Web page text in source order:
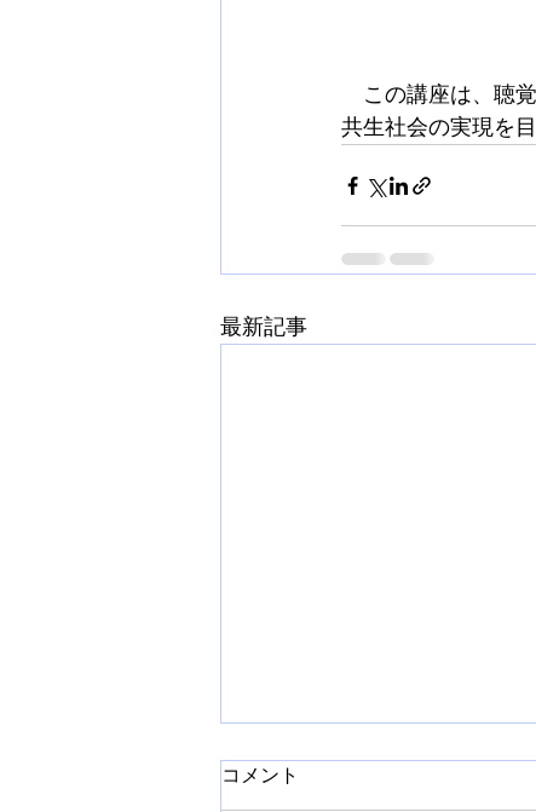
この講座は、聴
共生社会の実現を
最新記事
コメント